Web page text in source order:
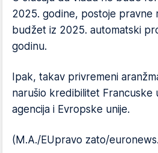
2025. godine, postoje pravne
budžet iz 2025. automatski
godinu.
Ipak, takav privremeni
narušio kredibilitet Francuske
agencija i Evropske unije.
(M.A./EUpravo zato/